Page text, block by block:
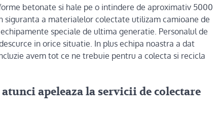
betonate si hale pe o intindere de aproximativ 5000
a materialelor colectate utilizam camioane de
speciale de ultima generatie. Personalul de
in orice situatie. In plus echipa noastra a dat
avem tot ce ne trebuie pentru a colecta si recicla
apeleaza la servicii de colectare